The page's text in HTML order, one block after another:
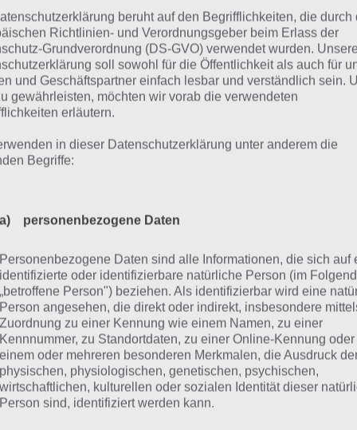
App ist es die Strecke so schnell wie möglich zu
Bremsen und das Fahrzeug perfekt zu
die nächste Anhöhe zu meistern.
machst du dann auch noch Stunts, bspw. einen
um deinen Powerboost aufzuladen. Die Strecken von
die Strecken zu meistern, musst du dein Fahrzeug stets
Kategorien, unter anderem Speed und Grip. Nur wenn
verfügst, kannst du auch lange Sprünge
musst du dein Fahrzeug upgraden, um das
kann man gar nur mit einem bestimmten
Da diese meist auch weiter verbessert werden
Geschwindigkeiten und entsprechend auch
3 Sterne zu verdienen. Sterne sind notwendig, um die
beruht auf den Begrifflichkeiten, die durch
Richtlinien- und Verordnungsgeber beim Erlass der
Grundverordnung (DS-GVO) verwendet wurden. Unsere
soll sowohl für die Öffentlichkeit als auch für
und Geschäftspartner einfach lesbar und verständlich sein.
gewährleisten, möchten wir vorab die verwendeten
erläutern.
in dieser Datenschutzerklärung unter anderem die
Begriffe:
a) personenbezogene Daten
Personenbezogene Daten sind alle Informationen, die sich auf
identifizierte oder identifizierbare natürliche Person (im
„betroffene Person") beziehen. Als identifizierbar wird eine
Person angesehen, die direkt oder indirekt, insbesondere
Zuordnung zu einer Kennung wie einem Namen, zu einer
Kennnummer, zu Standortdaten, zu einer Online-Kennung oder
einem oder mehreren besonderen Merkmalen, die Ausdruck
physischen, physiologischen, genetischen, psychischen,
wirtschaftlichen, kulturellen oder sozialen Identität dieser
Person sind, identifiziert werden kann.